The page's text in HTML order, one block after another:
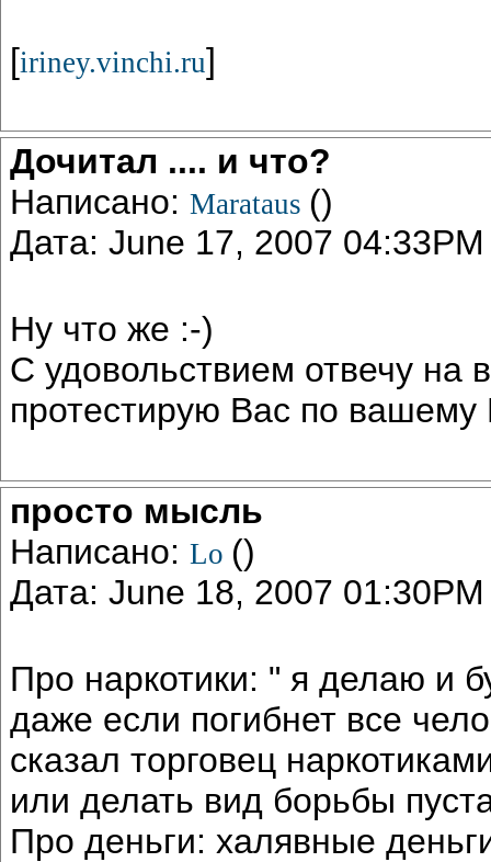
[iriney.vinchi.ru]
Дочитал .... и что?
Написано: Marataus ()
Дата: June 17, 2007 04:33PM
Ну что же :-)
С удовольствием отвечу на
протестирую Вас по вашему
просто мысль
Написано: Lo ()
Дата: June 18, 2007 01:30PM
Про наркотики: " я делаю и
даже если погибнет все
сказал торговец
или делать вид борьбы
Про деньги: халявные